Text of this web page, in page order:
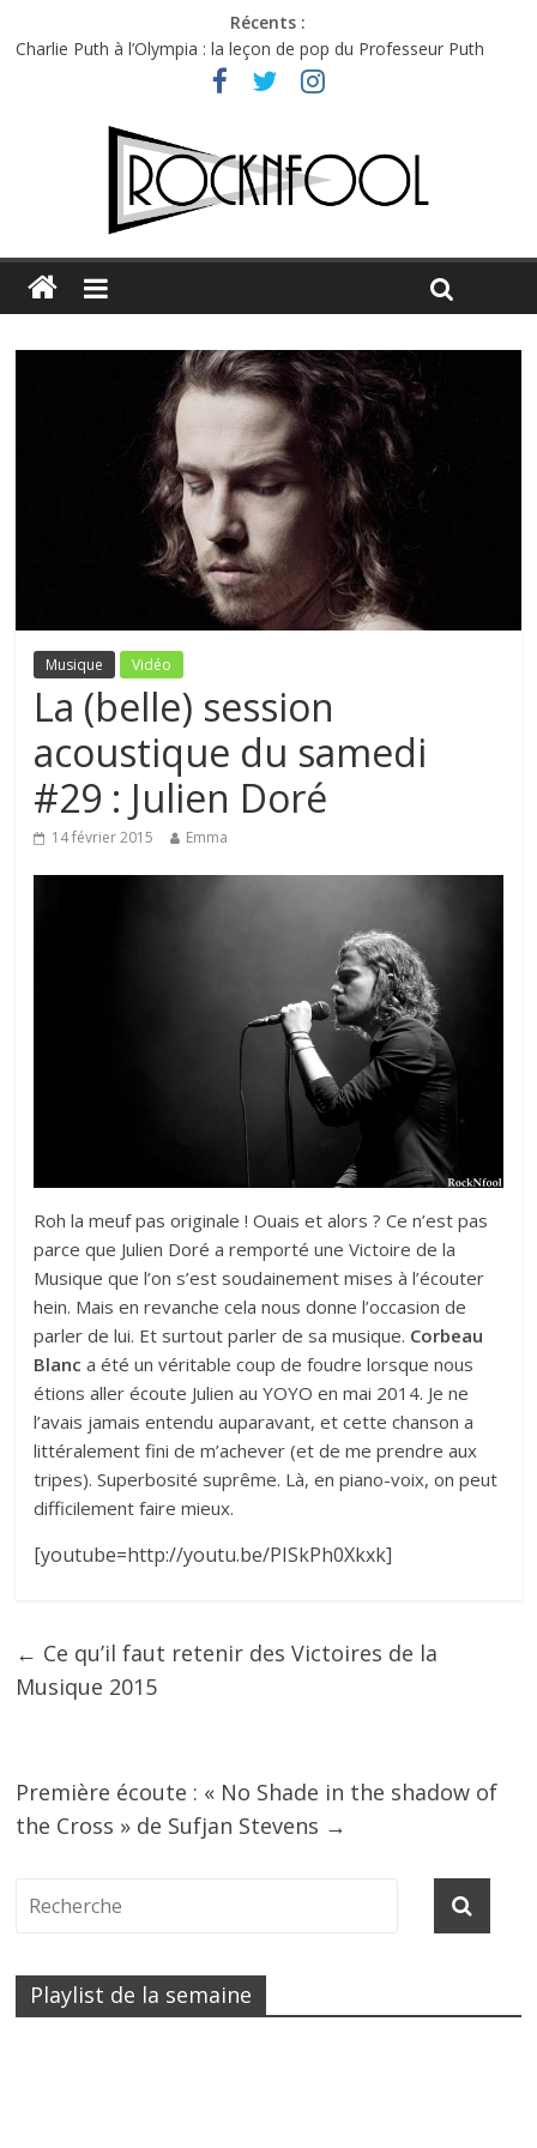
Récents :
Charlie Puth à l’Olympia : la leçon de pop du Professeur Puth
Festival Triptyque : un nouveau festival de musique indépendant
Hellfest 2026 vendredi : température et émotions en hausse
Hellfest 2026 jeudi : impossible de choisir entre chaleur et bonne
Première édition du Midgard Festival : entre bière, métal et
Musique Vidéo
La (belle) session
acoustique du samedi
#29 : Julien Doré
14 février 2015 Emma
Roh la meuf pas originale ! Ouais et alors ? Ce n’est pas
parce que Julien Doré a remporté une Victoire de la
Musique que l’on s’est soudainement mises à l’écouter
hein. Mais en revanche cela nous donne l’occasion de
parler de lui. Et surtout parler de sa musique. Corbeau
Blanc a été un véritable coup de foudre lorsque nous
étions aller écoute Julien au YOYO en mai 2014. Je ne
l’avais jamais entendu auparavant, et cette chanson a
littéralement fini de m’achever (et de me prendre aux
tripes). Superbosité suprême. Là, en piano-voix, on peut
difficilement faire mieux.
[youtube=http://youtu.be/PISkPh0Xkxk]
← Ce qu’il faut retenir des Victoires de la
Musique 2015
Première écoute : « No Shade in the shadow of
the Cross » de Sufjan Stevens →
Playlist de la semaine